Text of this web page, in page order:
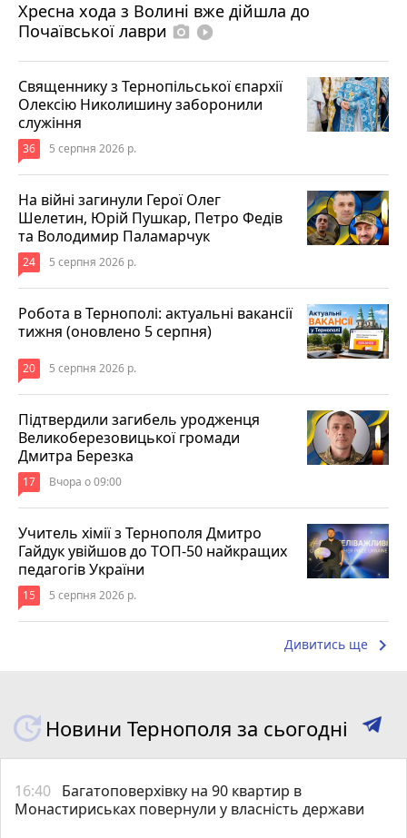
Хресна хода з Волині вже дійшла до
Почаївської лаври photo_camera play_circle_filled
Священнику з Тернопільської єпархії
Олексію Николишину заборонили
служіння
36 5 серпня 2026 р.
На війні загинули Герої Олег
Шелетин, Юрій Пушкар, Петро Федів
та Володимир Паламарчук
24 5 серпня 2026 р.
Робота в Тернополі: актуальні вакансії
тижня (оновлено 5 серпня)
20 5 серпня 2026 р.
Підтвердили загибель уродженця
Великоберезовицької громади
Дмитра Березка
17 Вчора о 09:00
Учитель хімії з Тернополя Дмитро
Гайдук увійшов до ТОП-50 найкращих
педагогів України
15 5 серпня 2026 р.
Дивитись ще keyboard_arrow_right
Новини Тернополя за сьогодні
16:40 Багатоповерхівку на 90 квартир в
Монастириськах повернули у власність держави